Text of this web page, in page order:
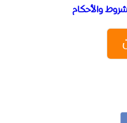
والأحكام